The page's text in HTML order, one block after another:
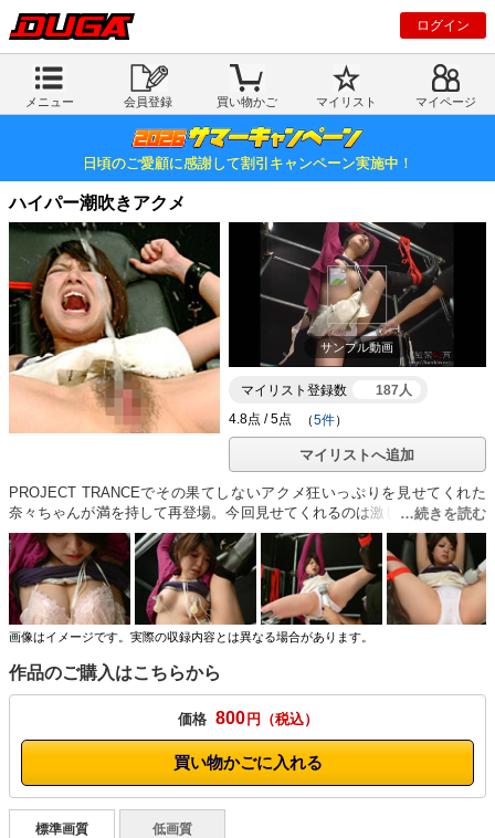
ログイン
メニュー 会員登録 買い物かご マイリスト マイページ
日頃のご愛顧に感謝して割引キャンペーン実施中！
ハイパー潮吹きアクメ
サンプル動画
マイリスト登録数
187人
（5件）
マイリストへ追加
PROJECT TRANCEでその果てしないアクメ狂いっぷりを見せてくれた
奈々ちゃんが満を持して再登場。今回見せてくれるのは激しい潮吹きを伴
った超絶アクメ。ハイパーなイキっぷりを惜し気もなく披露してくれた。
一メートルは噴き上がる潮、止め処ない電マ攻撃に病的なほどの痙攣。ネ
ジの飛んだおもちゃのように乱れまくる！
画像はイメージです。実際の収録内容とは異なる場合があります。
作品のご購入はこちらから
価格 800円
買い物かごに入れる
標準画質 低画質